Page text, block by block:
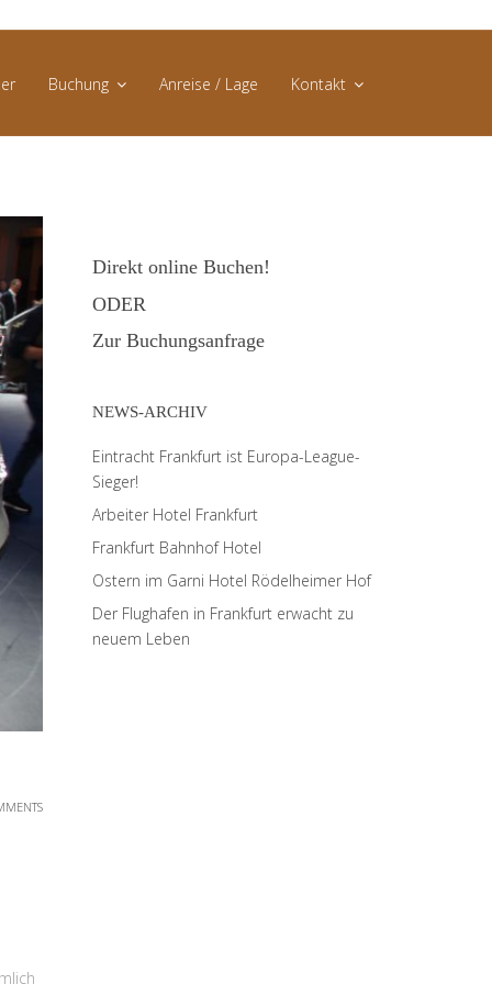
Buchung Anreise / Lage Kontakt
Direkt online Buchen!
ODER
Zur Buchungsanfrage
NEWS-ARCHIV
Eintracht Frankfurt ist Europa-League-
Sieger!
Arbeiter Hotel Frankfurt
Frankfurt Bahnhof Hotel
Ostern im Garni Hotel Rödelheimer Hof
Der Flughafen in Frankfurt erwacht zu
neuem Leben